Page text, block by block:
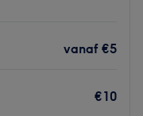
vanaf €5
€10